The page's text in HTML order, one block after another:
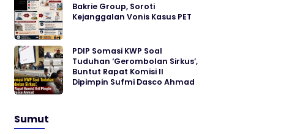
Bakrie Group, Soroti
Kejanggalan Vonis Kasus PET
PDIP Somasi KWP Soal
Tuduhan ‘Gerombolan Sirkus’,
Buntut Rapat Komisi II
Dipimpin Sufmi Dasco Ahmad
Sumut